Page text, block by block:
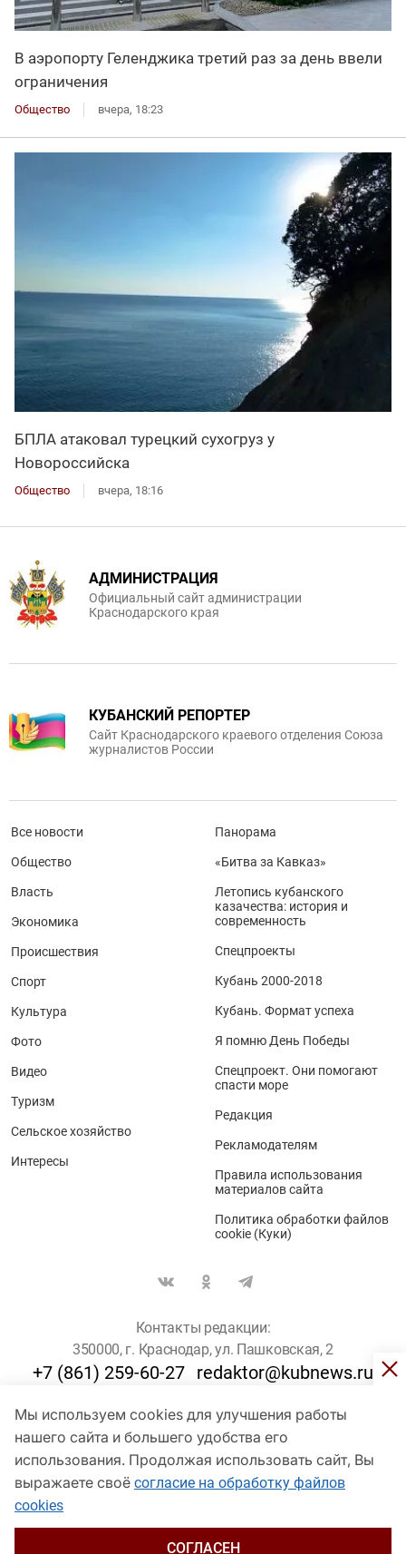
В аэропорту Геленджика третий раз за день ввели
ограничения
Общество вчера, 18:23
БПЛА атаковал турецкий сухогруз у
Новороссийска
Общество вчера, 18:16
Мы используем cookies для улучшения работы
нашего сайта и большего удобства его
использования. Продолжая использовать сайт, Вы
выражаете своё согласие на обработку файлов
cookies
СОГЛАСЕН
АДМИНИСТРАЦИЯ
Официальный сайт администрации
Краснодарского края
КУБАНСКИЙ РЕПОРТЕР
Сайт Краснодарского краевого отделения Союза
журналистов России
Все новости
Общество
Власть
Экономика
Происшествия
Спорт
Культура
Фото
Видео
Туризм
Сельское хозяйство
Интересы
Панорама
«Битва за Кавказ»
Летопись кубанского
казачества: история и
современность
Спецпроекты
Кубань 2000-2018
Кубань. Формат успеха
Я помню День Победы
Спецпроект. Они помогают
спасти море
Редакция
Рекламодателям
Правила использования
материалов сайта
Политика обработки файлов
cookie (Куки)
Контакты редакции:
350000, г. Краснодар, ул. Пашковская, 2
+7 (861) 259-60-27 redaktor@kubnews.ru
Для пользователей старше 16 лет
© Кубанские Новости, 2017
Сетевое издание «kubnews» зарегистрировано Федеральной
службой по надзору в сфере связи, информационных технологий
и массовых коммуникаций (Роскомнадзор). Регистрационный